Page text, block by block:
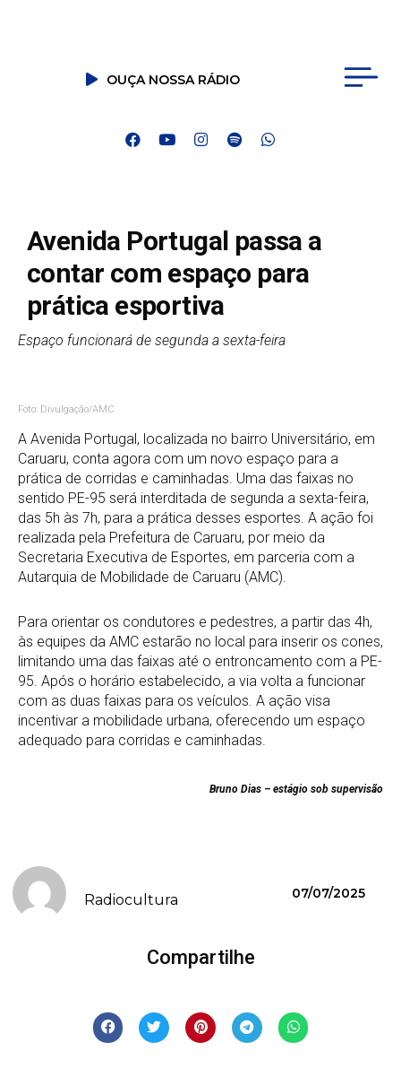
OUÇA NOSSA RÁDIO
Avenida Portugal passa a
contar com espaço para
prática esportiva
Espaço funcionará de segunda a sexta-feira
Foto: Divulgação/AMC
A Avenida Portugal, localizada no bairro Universitário, em
Caruaru, conta agora com um novo espaço para a
prática de corridas e caminhadas. Uma das faixas no
sentido PE-95 será interditada de segunda a sexta-feira,
das 5h às 7h, para a prática desses esportes. A ação foi
realizada pela Prefeitura de Caruaru, por meio da
Secretaria Executiva de Esportes, em parceria com a
Autarquia de Mobilidade de Caruaru (AMC).
Para orientar os condutores e pedestres, a partir das 4h,
às equipes da AMC estarão no local para inserir os cones,
limitando uma das faixas até o entroncamento com a PE-
95. Após o horário estabelecido, a via volta a funcionar
com as duas faixas para os veículos. A ação visa
incentivar a mobilidade urbana, oferecendo um espaço
adequado para corridas e caminhadas.
Bruno Dias – estágio sob supervisão
Radiocultura 07/07/2025
Compartilhe